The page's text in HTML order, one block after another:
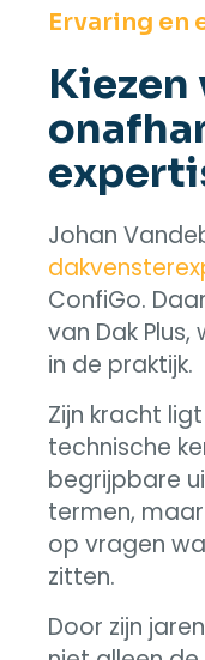
Ervaring en
Kiezen
Johan
ConfiGo.
van Dak
in de praktijk.
Zijn kracht
technische
begrijpbare
termen,
op vragen
zitten.
Door zijn